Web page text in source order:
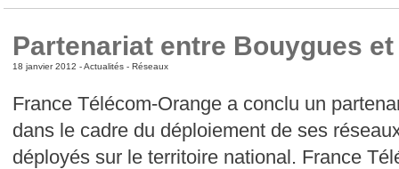
Partenariat entre Bouygues et
18 janvier 2012 -Actualités- Réseaux
France Télécom-Orange a conclu un
dans le cadre du déploiement de ses
déployés sur le territoire national. France